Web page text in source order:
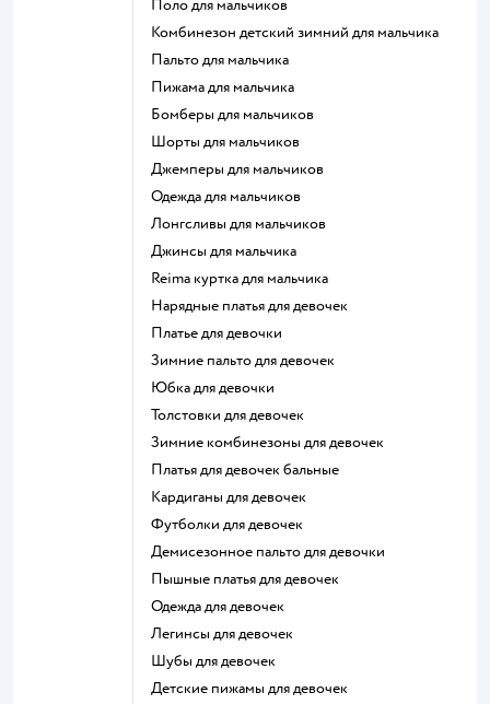
Поло для мальчиков
Комбинезон детский зимний для мальчика
Пальто для мальчика
Пижама для мальчика
Бомберы для мальчиков
Шорты для мальчиков
Джемперы для мальчиков
Одежда для мальчиков
Лонгсливы для мальчиков
Джинсы для мальчика
Reima куртка для мальчика
Нарядные платья для девочек
Платье для девочки
Зимние пальто для девочек
Юбка для девочки
Толстовки для девочек
Зимние комбинезоны для девочек
Платья для девочек бальные
Кардиганы для девочек
Футболки для девочек
Демисезонное пальто для девочки
Пышные платья для девочек
Одежда для девочек
Легинсы для девочек
Шубы для девочек
Детские пижамы для девочек